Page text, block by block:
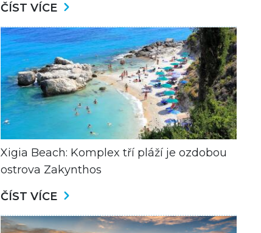
ČÍST VÍCE
Xigia Beach: Komplex tří pláží je ozdobou
ostrova Zakynthos
ČÍST VÍCE